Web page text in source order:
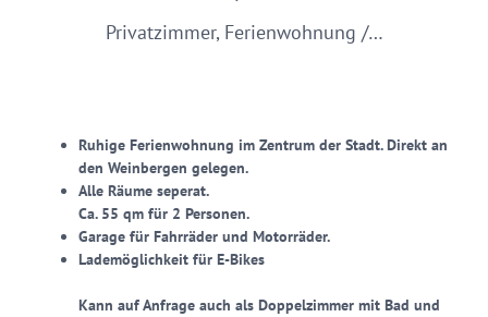
Privatzimmer, Ferienwohnung /…
Ruhige Ferienwohnung im Zentrum der Stadt.Direkt an
den Weinbergen gelegen.
Alle Räume seperat.
Ca. 55 qm für 2 Personen.
Garage für Fahrräder und Motorräder.
Lademöglichkeit für E-Bikes
Kann auf Anfrage auch als Doppelzimmer mit Bad und